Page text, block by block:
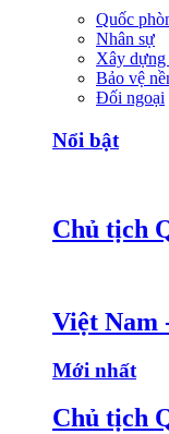
Quốc
Nhân sự
Xây
Bảo vệ
Đối ngoại
Nổi bật
Chủ tịch
Việt Nam
Mới nhất
Chủ tịch